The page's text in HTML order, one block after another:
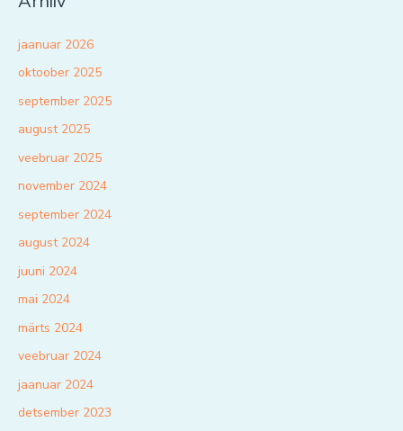
jaanuar 2026
oktoober 2025
september 2025
august 2025
veebruar 2025
november 2024
september 2024
august 2024
juuni 2024
mai 2024
märts 2024
veebruar 2024
jaanuar 2024
detsember 2023